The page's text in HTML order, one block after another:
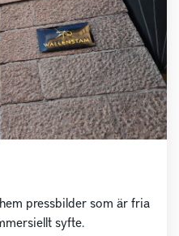
pressbilder som är fria
syfte.